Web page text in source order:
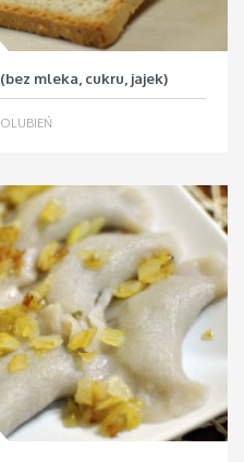
mleka, cukru, jajek)